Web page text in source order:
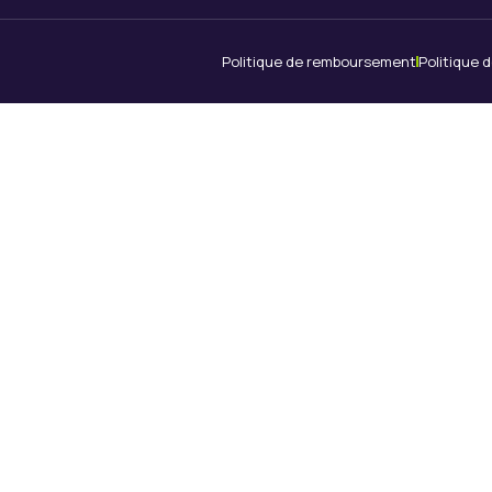
Politique de remboursement Politique